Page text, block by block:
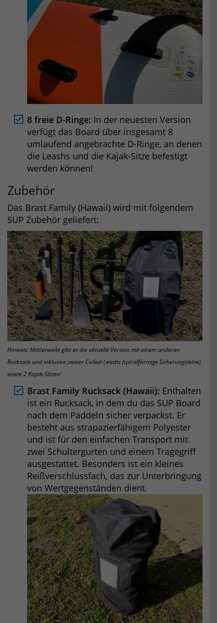
8 freie D-Ringe: In der neuesten Version
verfügt das Board über insgesamt 8
umlaufend angebrachte D-Ringe, an denen
die Leashs und die Kajak-Sitze befestigt
werden können!
Zubehör
Das Brast Family (Hawaii) wird mit folgendem
SUP Zubehör geliefert:
Hinweis: Mittlerweile gibt es die aktuelle Version mit einem anderen
Rucksack und inklusive zweier Coiled-Leashs (spiralförmige Sicherungsleine)
sowie 2 Kajak-Sitzen!
Brast Family Rucksack (Hawaii): Enthalten
ist ein Rucksack, in dem du das SUP Board
nach dem Paddeln sicher verpackst. Er
besteht aus strapazierfähigem Polyester
und ist für den einfachen Transport mit
zwei Schultergurten und einem Tragegriff
ausgestattet. Besonders ist ein kleines
Reißverschlussfach, das zur Unterbringung
von Wertgegenständen dient.